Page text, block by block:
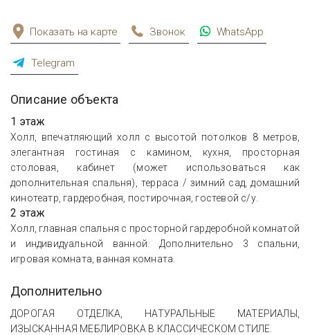
Показать на карте Звонок WhatsApp
Telegram
Описание объекта
1 этаж
Холл, впечатляющий холл с высотой потолков 8 метров,
элегантная гостиная с камином, кухня, просторная
столовая, кабинет (может использоваться как
дополнительная спальня), терраса / зимний сад, домашний
кинотеатр, гардеробная, постирочная, гостевой с/у.
2 этаж
Холл, главная спальня с просторной гардеробной комнатой
и индивидуальной ванной. Дополнительно 3 спальни,
игровая комната, ванная комната.
Дополнительно
ДОРОГАЯ ОТДЕЛКА, НАТУРАЛЬНЫЕ МАТЕРИАЛЫ,
ИЗЫСКАННАЯ МЕБЛИРОВКА В КЛАССИЧЕСКОМ СТИЛЕ.